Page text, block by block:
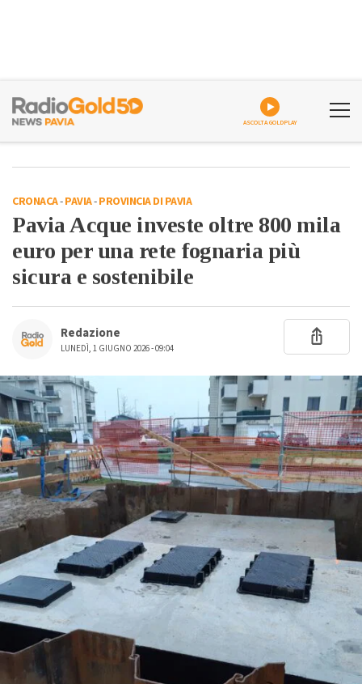
ASCOLTA GOLDPLAY
CRONACA-PAVIA-PROVINCIA DI PAVIA
Pavia Acque investe oltre 800 mila
euro per una rete fognaria più
sicura e sostenibile
Redazione
LUNEDÌ, 1 GIUGNO 2026 - 09:04